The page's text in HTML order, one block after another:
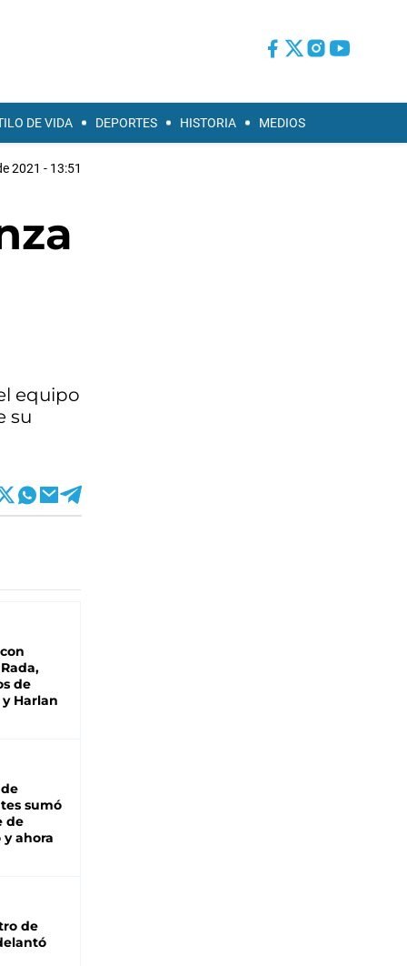
DE VIDA DEPORTES HISTORIA MEDIOS
2021 - 13:51
equipo
su
de
Harlan
sumó
de
y ahora
de